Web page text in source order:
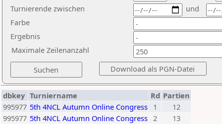
Turnierende zwischen
Farbe
Ergebnis
und
Maximale Zeilenanzahl
dbkey Turniername Rd Partien
995977 5th 4NCL Autumn Online Congress 1
12
995977 5th 4NCL Autumn Online Congress 2
13